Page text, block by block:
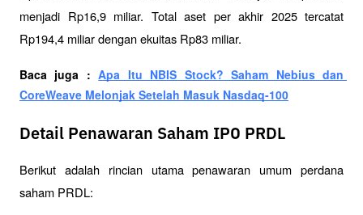
menjadi Rp16,9 miliar. Total aset per akhir 2025 tercatat
Rp194,4 miliar dengan ekuitas Rp83 miliar.
Baca juga : Apa Itu NBIS Stock? Saham Nebius dan
CoreWeave Melonjak Setelah Masuk Nasdaq-100
Detail Penawaran Saham IPO PRDL
Berikut adalah rincian utama penawaran umum perdana
saham PRDL: